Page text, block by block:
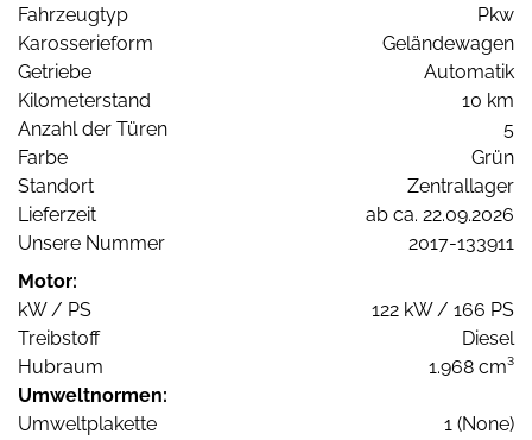
Fahrzeugtyp
Pkw
Karosserieform
Geländewagen
Getriebe
Automatik
Kilometerstand
10 km
Anzahl der Türen
5
Farbe
Grün
Standort
Zentrallager
Lieferzeit
ab ca. 22.09.2026
Unsere Nummer
2017-133911
Motor:
kW / PS
122 kW / 166 PS
Treibstoff
Diesel
Hubraum
1.968 cm³
Umweltnormen:
Umweltplakette
1 (None)